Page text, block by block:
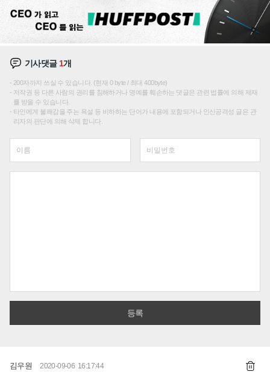
기사댓글 1개
200자까지 쓰실 수 있습니다. (현재 0 byte / 최대 400byte)
저작권 등 다른 사람의 권리를 침해하거나 명예를 훼손하는 댓글은 관련 법률에 의해 제재
를 받을 수 있습니다.
타인에게 불쾌감을 주는 욕설 등 비하하는 단어가 내용에 포함되거나 인신공격성 글은 관
리자의 판단에 의해 삭제 합니다.
김우원 2020-09-06 16:17:44